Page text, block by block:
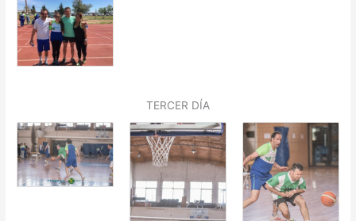
TERCER DÍA